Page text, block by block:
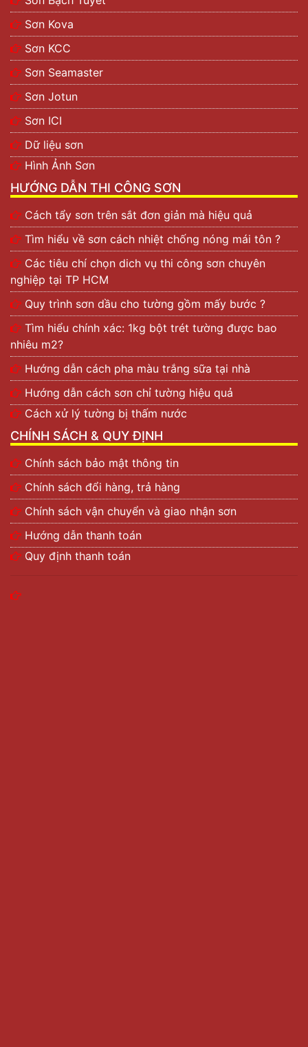
Sơn Kova
Sơn KCC
Sơn Seamaster
Sơn Jotun
Sơn ICI
Dữ liệu sơn
Hình Ảnh Sơn
HƯỚNG DẪN THI CÔNG SƠN
Cách tẩy sơn trên sắt đơn giản mà hiệu quả
Tìm hiểu về sơn cách nhiệt chống nóng mái tôn ?
Các tiêu chí chọn dich vụ thi công sơn chuyên
nghiệp tại TP HCM
Quy trình sơn dầu cho tường gồm mấy bước ?
Tìm hiểu chính xác: 1kg bột trét tường được bao
nhiêu m2?
Hướng dẫn cách pha màu trắng sữa tại nhà
Hướng dẫn cách sơn chỉ tường hiệu quả
Cách xử lý tường bị thấm nước
CHÍNH SÁCH & QUY ĐỊNH
Chính sách bảo mật thông tin
Chính sách đổi hàng, trả hàng
Chính sách vận chuyển và giao nhận sơn
Hướng dẫn thanh toán
Quy định thanh toán